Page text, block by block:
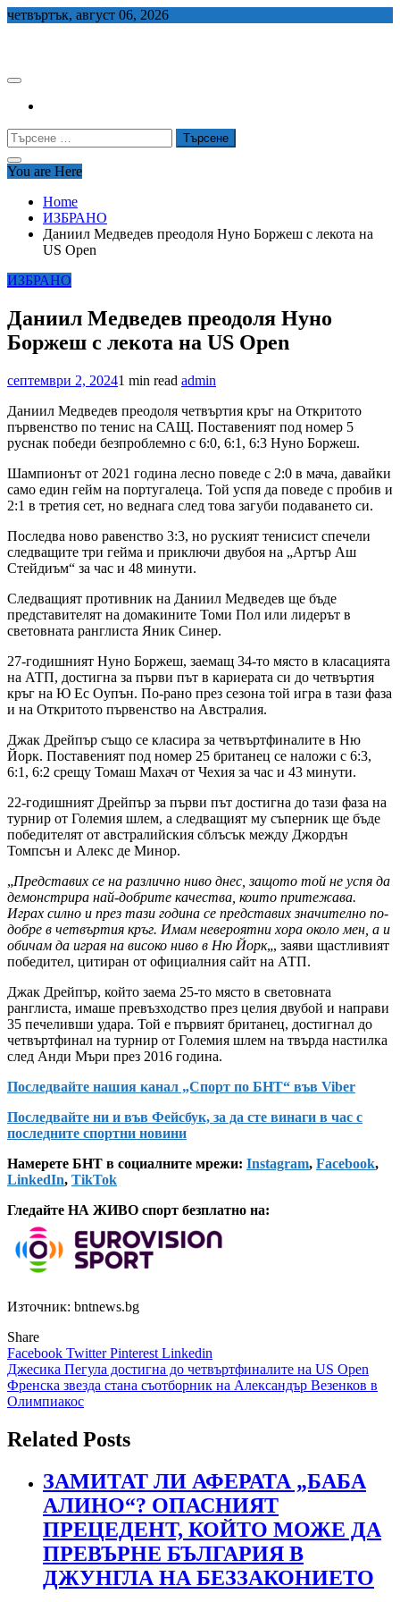
Skip
четвъртък, август 06, 2026
Търсене
за:
You are Here
Home
ИЗБРАНО
Даниил Медведев преодоля Нуно Боржеш с лекота на
US Open
ИЗБРАНО
Даниил Медведев преодоля Нуно
Боржеш с лекота на US Open
септември 2, 20241 min read admin
Даниил Медведев преодоля четвъртия кръг на Откритото
първенство по тенис на САЩ. Поставеният под номер 5
руснак победи безпроблемно с 6:0, 6:1, 6:3 Нуно Боржеш.
Шампионът от 2021 година лесно поведе с 2:0 в мача, давайки
само един гейм на португалеца. Той успя да поведе с пробив и
2:1 в третия сет, но веднага след това загуби подаването си.
Последва ново равенство 3:3, но руският тенисист спечели
следващите три гейма и приключи двубоя на „Артър Аш
Стейдиъм“ за час и 48 минути.
Следващият противник на Даниил Медведев ще бъде
представителят на домакините Томи Пол или лидерът в
световната ранглиста Яник Синер.
27-годишният Нуно Боржеш, заемащ 34-то място в класацията
на АТП, достигна за първи път в кариерата си до четвъртия
кръг на Ю Ес Оупън. По-рано през сезона той игра в тази фаза
и на Откритото първенство на Австралия.
Джак Дрейпър също се класира за четвъртфиналите в Ню
Йорк. Поставеният под номер 25 британец се наложи с 6:3,
6:1, 6:2 срещу Томаш Махач от Чехия за час и 43 минути.
22-годишният Дрейпър за първи път достигна до тази фаза на
турнир от Големия шлем, а следващият му съперник ще бъде
победителят от австралийския сблъсък между Джордън
Томпсън и Алекс де Минор.
„Представих се на различно ниво днес, защото той не успя да
демонстрира най-добрите качества, които притежава.
Играх силно и през тази година се представих значително по-
добре в четвъртия кръг. Имам невероятни хора около мен, а и
обичам да играя на високо ниво в Ню Йорк„, заяви щастливият
победител, цитиран от официалния сайт на АТП.
Джак Дрейпър, който заема 25-то място в световната
ранглиста, имаше превъзходство през целия двубой и направи
35 печеливши удара. Той е първият британец, достигнал до
четвъртфинал на турнир от Големия шлем на твърда настилка
след Анди Мъри през 2016 година.
Последвайте нашия канал „Спорт по БНТ“ във Viber
Последвайте ни и във Фейсбук, за да сте винаги в час с
последните спортни новини
Намерете БНТ в социалните мрежи: Instagram, Facebook,
LinkedIn, TikTok
Гледайте НА ЖИВО спорт безплатно на:
Източник: bntnews.bg
Share
Facebook TwitterPinterest Linkedin
Навигация
Джесика Пегула достигна до четвъртфиналите на US Open
Френска звезда стана съотборник на Александър Везенков в
Олимпиакос
Related Posts
ЗАМИТАТ ЛИ АФЕРАТА „БАБА
АЛИНО“? ОПАСНИЯТ
ПРЕЦЕДЕНТ, КОЙТО МОЖЕ ДА
ПРЕВЪРНЕ БЪЛГАРИЯ В
ДЖУНГЛА НА БЕЗЗАКОНИЕТО